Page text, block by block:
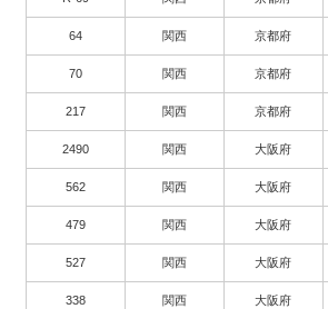
64 関西 京都府
70 関西 京都府
217 関西 京都府
2490 関西 大阪府
562 関西 大阪府
479 関西 大阪府
527 関西 大阪府
338 関西 大阪府